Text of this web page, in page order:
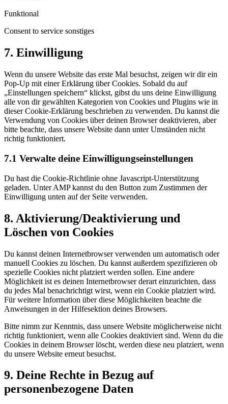
Funktional
Consent to service sonstiges
7. Einwilligung
Wenn du unsere Website das erste Mal besuchst, zeigen wir dir ein
Pop-Up mit einer Erklärung über Cookies. Sobald du auf
„Einstellungen speichern“ klickst, gibst du uns deine Einwilligung
alle von dir gewählten Kategorien von Cookies und Plugins wie in
dieser Cookie-Erklärung beschrieben zu verwenden. Du kannst die
Verwendung von Cookies über deinen Browser deaktivieren, aber
bitte beachte, dass unsere Website dann unter Umständen nicht
richtig funktioniert.
7.1 Verwalte deine Einwilligungseinstellungen
Du hast die Cookie-Richtlinie ohne Javascript-Unterstützung
geladen. Unter AMP kannst du den Button zum Zustimmen der
Einwilligung unten auf der Seite verwenden.
8. Aktivierung/Deaktivierung und
Löschen von Cookies
Du kannst deinen Internetbrowser verwenden um automatisch oder
manuell Cookies zu löschen. Du kannst außerdem spezifizieren ob
spezielle Cookies nicht platziert werden sollen. Eine andere
Möglichkeit ist es deinen Internetbrowser derart einzurichten, dass
du jedes Mal benachrichtigt wirst, wenn ein Cookie platziert wird.
Für weitere Information über diese Möglichkeiten beachte die
Anweisungen in der Hilfesektion deines Browsers.
Bitte nimm zur Kenntnis, dass unsere Website möglicherweise nicht
richtig funktioniert, wenn alle Cookies deaktiviert sind. Wenn du die
Cookies in deinem Browser löscht, werden diese neu platziert, wenn
du unsere Website erneut besuchst.
9. Deine Rechte in Bezug auf
personenbezogene Daten